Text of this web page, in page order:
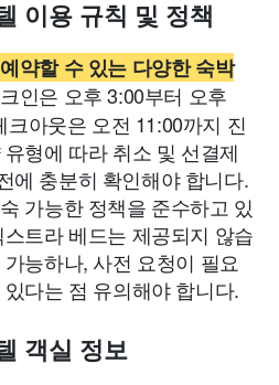
이용 규칙 및 정책
약할 수 있는 다양한 숙박
인은 오후 3:00부터 오후
아웃은 오전 11:00까지 진
형에 따라 취소 및 선결제
에 충분히 확인해야 합니다.
가능한 정책을 준수하고 있
트라 베드는 제공되지 않습
능하나, 사전 요청이 필요
다는 점 유의해야 합니다.
객실 정보